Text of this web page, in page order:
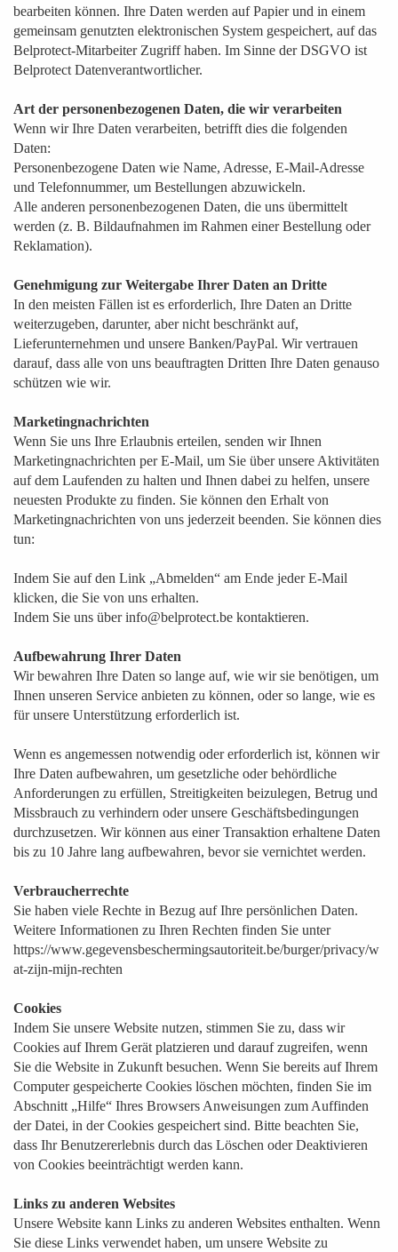
bearbeiten können. Ihre Daten werden auf Papier und in einem
gemeinsam genutzten elektronischen System gespeichert, auf das
Belprotect-Mitarbeiter Zugriff haben. Im Sinne der DSGVO ist
Belprotect Datenverantwortlicher.
Art der personenbezogenen Daten, die wir verarbeiten
Wenn wir Ihre Daten verarbeiten, betrifft dies die folgenden
Daten:
Personenbezogene Daten wie Name, Adresse, E-Mail-Adresse
und Telefonnummer, um Bestellungen abzuwickeln.
Alle anderen personenbezogenen Daten, die uns übermittelt
werden (z. B. Bildaufnahmen im Rahmen einer Bestellung oder
Reklamation).
Genehmigung zur Weitergabe Ihrer Daten an Dritte
In den meisten Fällen ist es erforderlich, Ihre Daten an Dritte
weiterzugeben, darunter, aber nicht beschränkt auf,
Lieferunternehmen und unsere Banken/PayPal. Wir vertrauen
darauf, dass alle von uns beauftragten Dritten Ihre Daten genauso
schützen wie wir.
Marketingnachrichten
Wenn Sie uns Ihre Erlaubnis erteilen, senden wir Ihnen
Marketingnachrichten per E-Mail, um Sie über unsere Aktivitäten
auf dem Laufenden zu halten und Ihnen dabei zu helfen, unsere
neuesten Produkte zu finden. Sie können den Erhalt von
Marketingnachrichten von uns jederzeit beenden. Sie können dies
tun:
Indem Sie auf den Link „Abmelden“ am Ende jeder E-Mail
klicken, die Sie von uns erhalten.
Indem Sie uns über info@belprotect.be kontaktieren.
Aufbewahrung Ihrer Daten
Wir bewahren Ihre Daten so lange auf, wie wir sie benötigen, um
Ihnen unseren Service anbieten zu können, oder so lange, wie es
für unsere Unterstützung erforderlich ist.
Wenn es angemessen notwendig oder erforderlich ist, können wir
Ihre Daten aufbewahren, um gesetzliche oder behördliche
Anforderungen zu erfüllen, Streitigkeiten beizulegen, Betrug und
Missbrauch zu verhindern oder unsere Geschäftsbedingungen
durchzusetzen. Wir können aus einer Transaktion erhaltene Daten
bis zu 10 Jahre lang aufbewahren, bevor sie vernichtet werden.
Verbraucherrechte
Sie haben viele Rechte in Bezug auf Ihre persönlichen Daten.
Weitere Informationen zu Ihren Rechten finden Sie unter
https://www.gegevensbeschermingsautoriteit.be/burger/privacy/w
at-zijn-mijn-rechten
Cookies
Indem Sie unsere Website nutzen, stimmen Sie zu, dass wir
Cookies auf Ihrem Gerät platzieren und darauf zugreifen, wenn
Sie die Website in Zukunft besuchen. Wenn Sie bereits auf Ihrem
Computer gespeicherte Cookies löschen möchten, finden Sie im
Abschnitt „Hilfe“ Ihres Browsers Anweisungen zum Auffinden
der Datei, in der Cookies gespeichert sind. Bitte beachten Sie,
dass Ihr Benutzererlebnis durch das Löschen oder Deaktivieren
von Cookies beeinträchtigt werden kann.
Links zu anderen Websites
Unsere Website kann Links zu anderen Websites enthalten. Wenn
Sie diese Links verwendet haben, um unsere Website zu